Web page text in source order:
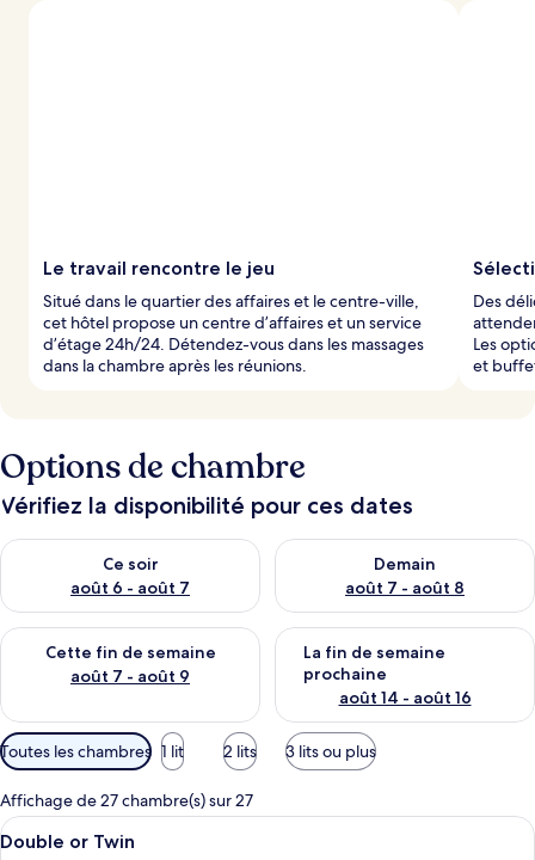
Le travail rencontre le jeu
Situé dans le quartier des affaires et le centre-ville,
cet hôtel propose un centre d’affaires et un service
d’étage 24h/24. Détendez-vous dans les massages
dans la chambre après les réunions.
Des
Les
et
Options de chambre
Vérifiez la disponibilité pour ces dates
Ce soir
août 6 - août 7
Vérifier la disponibilité pour ce soir août 6 - août 7
Demain
août 7 - août 8
Vérifier la disponibilité pour
Cette fin de semaine
août 7 - août 9
Vérifier la disponibilité pour cette fin de semaine août 7 -
La fin de semaine
prochaine
août 14 - août 16
Vérifier la disponibilité pour
Filtres
disponibles
pour
les
chambres
Toutes les chambres 1 lit 2 lits 3 lits ou plus
Affichage de 27 chambre(s) sur 27
Afficher
Une chambre d’hôtel avec un lit,
4
Double or Twin